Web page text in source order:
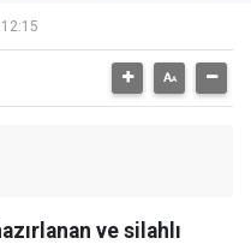
ve silahlı